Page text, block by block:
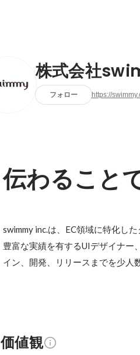
株式会社
フォロー https://
伝わること
swimmy inc.は、EC領域に特化し
豊富な実績を有するUIデザイナー
イン、開発、リリースまでを少人
価値観